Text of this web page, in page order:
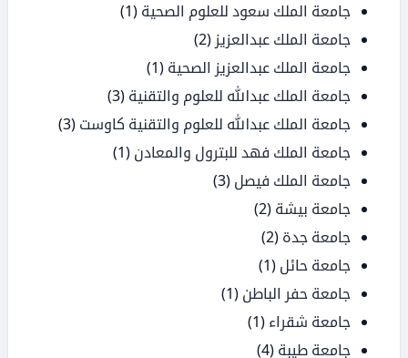
جامعة الملك سعود للعلوم الصحية (1)
جامعة الملك عبدالعزيز (2)
جامعة الملك عبدالعزيز الصحية (1)
جامعة الملك عبدالله للعلوم والتقنية (3)
جامعة الملك عبدالله للعلوم والتقنية كاوست (3)
جامعة الملك فهد للبترول والمعادن (1)
جامعة الملك فيصل (3)
جامعة بيشة (2)
جامعة جدة (2)
جامعة حائل (1)
جامعة حفر الباطن (1)
جامعة شقراء (1)
جامعة طيبة (4)